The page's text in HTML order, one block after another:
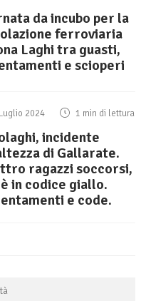
da incubo per la
ferroviaria
Laghi tra guasti,
e scioperi
2024 1 min di lettura
incidente
di Gallarate.
ragazzi soccorsi,
in codice giallo.
e code.